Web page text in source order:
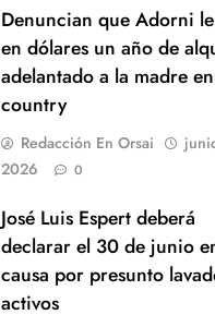
Denuncian que Adorni
en dólares un año de
adelantado a la madre
country
Redacción En Orsai
2026
0
José Luis Espert deberá
declarar el 30 de junio
causa por presunto
activos